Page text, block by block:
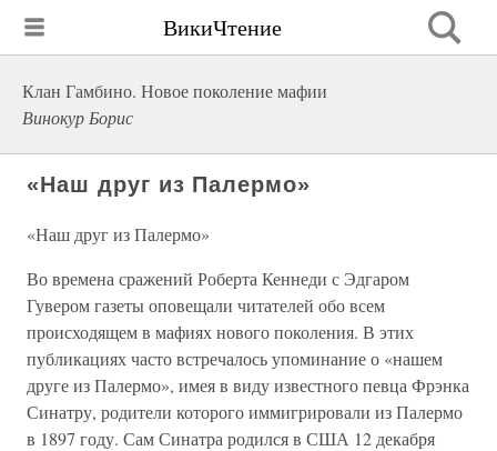
ВикиЧтение
Клан Гамбино. Новое поколение мафии
Винокур Борис
«Наш друг из Палермо»
«Наш друг из Палермо»
Во времена сражений Роберта Кеннеди с Эдгаром
Гувером газеты оповещали читателей обо всем
происходящем в мафиях нового поколения. В этих
публикациях часто встречалось упоминание о «нашем
друге из Палермо», имея в виду известного певца Фрэнка
Синатру, родители которого иммигрировали из Палермо
в 1897 году. Сам Синатра родился в США 12 декабря